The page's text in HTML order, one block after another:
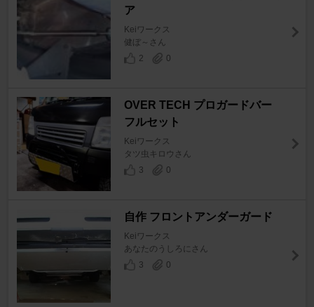
ア
Keiワークス
健ぼ～さん
2
0
OVER TECH プロガードバー
フルセット
Keiワークス
タツ虫キロウさん
3
0
自作 フロントアンダーガード
Keiワークス
あなたのうしろにさん
3
0